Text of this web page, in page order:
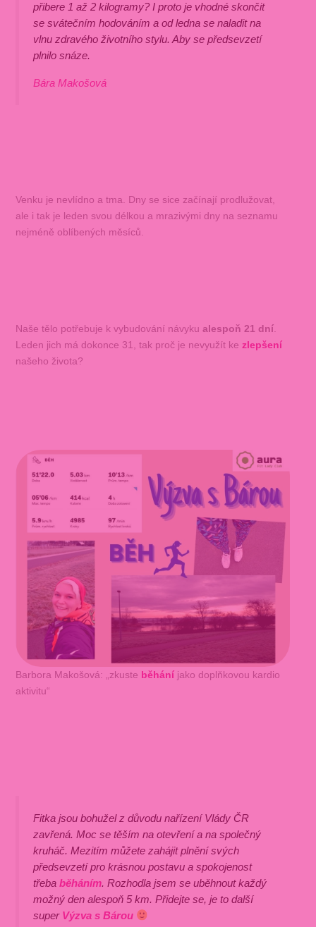
přibere 1 až 2 kilogramy? I proto je vhodné skončit
se svátečním hodováním a od ledna se naladit na
vlnu zdravého životního stylu. Aby se předsevzetí
plnilo snáze.
Bára Makošová
Venku je nevlídno a tma. Dny se sice začínají prodlužovat,
ale i tak je leden svou délkou a mrazivými dny na seznamu
nejméně oblíbených měsíců.
Naše tělo potřebuje k vybudování návyku alespoň 21 dní.
Leden jich má dokonce 31, tak proč je nevyužít ke zlepšení
našeho života?
Barbora Makošová: „zkuste běháníjako doplňkovou kardio
aktivitu“
Fitka jsou bohužel z důvodu nařízení Vlády ČR
zavřená. Moc se těším na otevření a na společný
kruháč. Mezitím můžete zahájit plnění svých
předsevzetí pro krásnou postavu a spokojenost
třeba běháním. Rozhodla jsem se uběhnout každý
možný den alespoň 5 km. Přidejte se, je to další
super Výzva s Bárou